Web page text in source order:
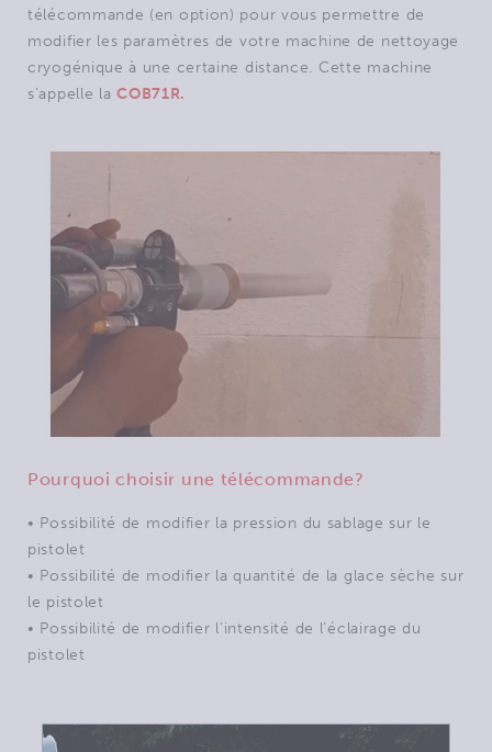
télécommande (en option) pour vous permettre de
modifier les paramètres de votre machine de nettoyage
cryogénique à une certaine distance. Cette machine
s’appelle laCOB71R.
Pourquoi choisir une télécommande?
• Possibilité de modifier la pression du sablage sur le
pistolet
• Possibilité de modifier la quantité de la glace sèche sur
le pistolet
• Possibilité de modifier l’intensité de l’éclairage du
pistolet